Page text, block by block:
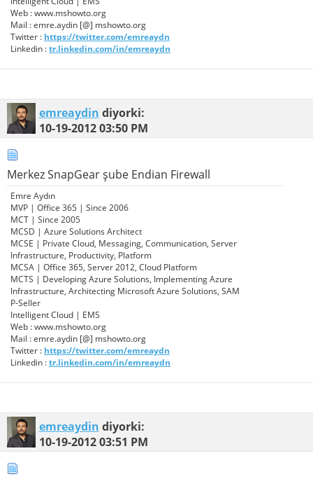
Web : www.mshowto.org
Mail : emre.aydin [@] mshowto.org
Twitter : https://twitter.com/emreaydn
Linkedin :tr.linkedin.com/in/emreaydn
emreaydin diyorki:
10-19-201203:50 PM
Merkez SnapGear şube Endian Firewall
Emre Aydın
MVP | Office 365 | Since 2006
MCT | Since 2005
MCSD | Azure Solutions Architect
MCSE | Private Cloud, Messaging, Communication, Server
Infrastructure, Productivity, Platform
MCSA | Office 365, Server 2012, Cloud Platform
MCTS | Developing Azure Solutions, Implementing Azure
Infrastructure, Architecting Microsoft Azure Solutions, SAM
P-Seller
Intelligent Cloud | EMS
Web : www.mshowto.org
Mail : emre.aydin [@] mshowto.org
Twitter : https://twitter.com/emreaydn
Linkedin :tr.linkedin.com/in/emreaydn
emreaydin diyorki:
10-19-201203:51 PM